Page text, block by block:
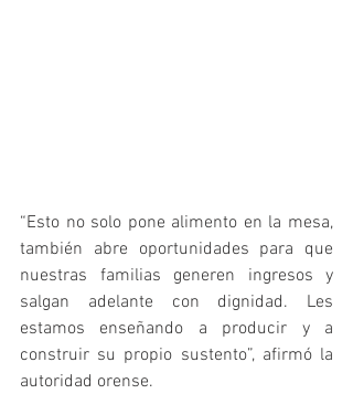
“Esto no solo pone alimento en la mesa,
también abre oportunidades para que
nuestras familias generen ingresos y
salgan adelante con dignidad. Les
estamos enseñando a producir y a
construir su propio sustento”, afirmó la
autoridad orense.